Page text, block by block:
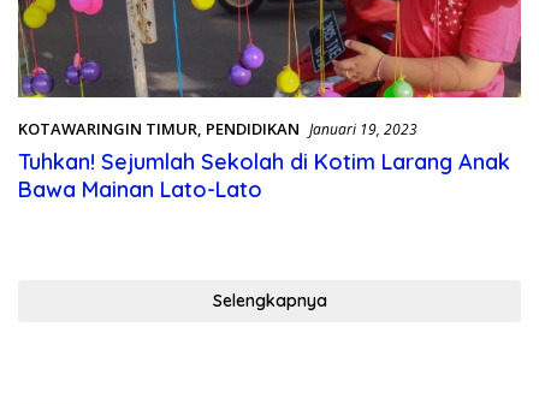
KOTAWARINGIN TIMUR, PENDIDIKAN Januari 19, 2023
Tuhkan! Sejumlah Sekolah di Kotim Larang Anak
Bawa Mainan Lato-Lato
Selengkapnya